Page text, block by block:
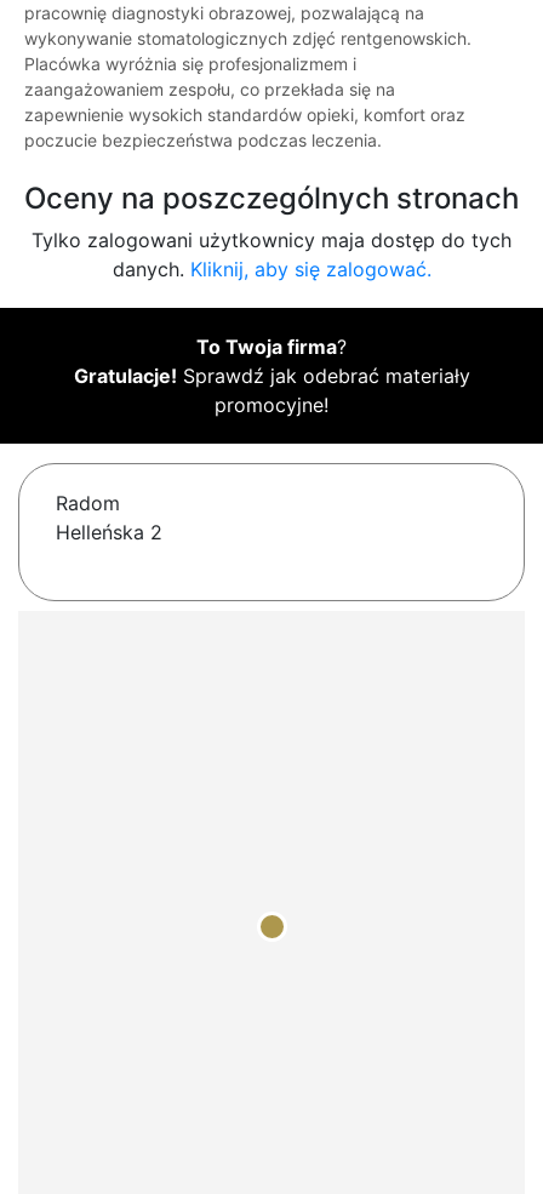
pracownię diagnostyki obrazowej, pozwalającą na
wykonywanie stomatologicznych zdjęć rentgenowskich.
Placówka wyróżnia się profesjonalizmem i
zaangażowaniem zespołu, co przekłada się na
zapewnienie wysokich standardów opieki, komfort oraz
poczucie bezpieczeństwa podczas leczenia.
Oceny na poszczególnych stronach
Tylko zalogowani użytkownicy maja dostęp do tych
danych. Kliknij, aby się zalogować.
To Twoja firma?
Gratulacje! Sprawdź jak odebrać materiały
promocyjne!
Radom
Helleńska 2